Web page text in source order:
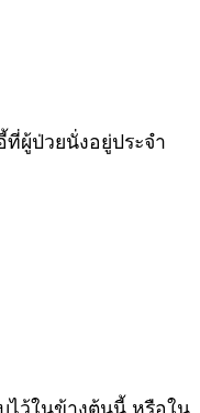
ผู้ป่วยนั่งอยู่ประจำ
ไว้ในข้างต้นนี้ หรือใน